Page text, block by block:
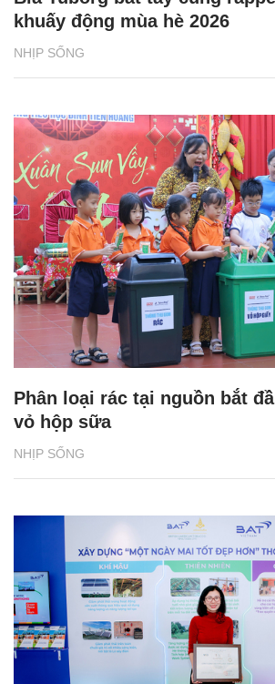
NHỊP SỐNG
khuấy động mùa hè 2026
NHỊP SỐNG
Phân loại rác tại nguồn bắt
vỏ hộp sữa